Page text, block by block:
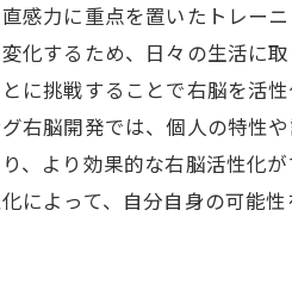
感力に重点を置いたトレーニ
化するため、日々の生活に取
に挑戦することで右脳を活性
右脳開発では、個人の特性
、より効果的な右脳活性化が
によって、自分自身の可能